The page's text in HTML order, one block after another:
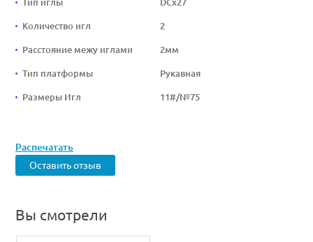
Тип иглы DCx27
Количество игл 2
Расстояние межу иглами 2мм
Тип платформы Рукавная
Размеры Игл 11#/№75
Распечатать
Оставить отзыв
Вы смотрели